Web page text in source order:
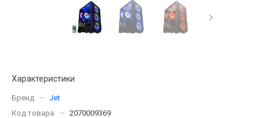
Характеристики
Бренд — Jet
Код товара
— 2070009369